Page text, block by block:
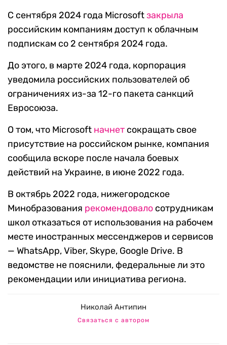
С сентября 2024 года Microsoftзакрыла
российским компаниям доступ к облачным
подпискам со 2 сентября 2024 года.
До этого, в марте 2024 года, корпорация
уведомила российских пользователей об
ограничениях из-за 12-го пакета санкций
Евросоюза.
О том, что Microsoft начнет сокращать свое
присутствие на российском рынке, компания
сообщила вскоре после начала боевых
действий на Украине, в июне 2022 года.
В октябрь 2022 года, нижегородское
Минобразования рекомендовало сотрудникам
школ отказаться от использования на рабочем
месте иностранных мессенджеров и сервисов
— WhatsApp, Viber, Skype, Google Drive. В
ведомстве не пояснили, федеральные ли это
рекомендации или инициатива региона.
Николай Антипин
Связаться с автором